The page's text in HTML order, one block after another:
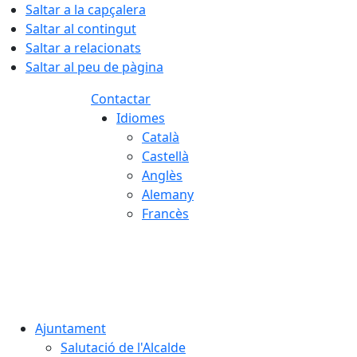
Saltar a la capçalera
Saltar al contingut
Saltar a relacionats
Saltar al peu de pàgina
Contactar
Idiomes
Català
Castellà
Anglès
Alemany
Francès
Ajuntament
Salutació de l'Alcalde